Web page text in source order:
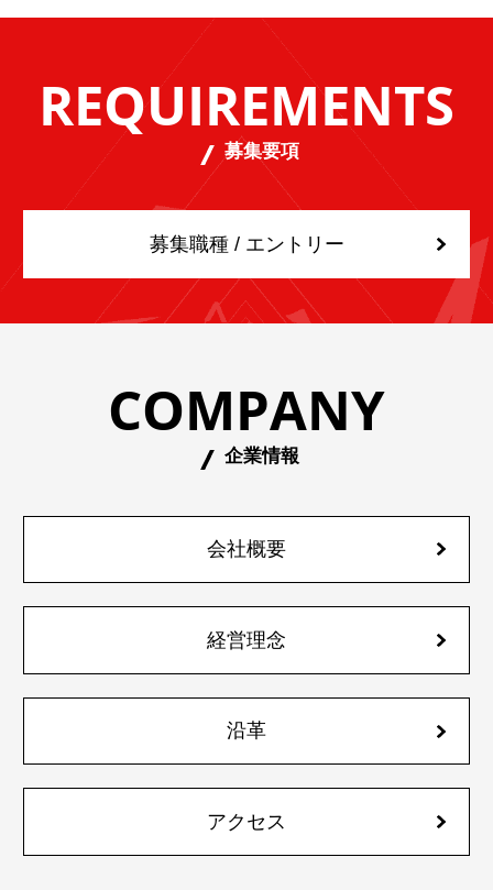
REQUIREMENTS
募集要項
募集職種 / エントリー
COMPANY
企業情報
会社概要
経営理念
沿革
アクセス